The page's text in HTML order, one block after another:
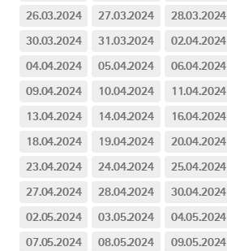
26.03.2024
27.03.2024 28.03.2024
30.03.2024
31.03.2024 02.04.2024
04.04.2024
05.04.2024 06.04.2024
09.04.2024
10.04.2024 11.04.2024
13.04.2024
14.04.2024 16.04.2024
18.04.2024
19.04.2024 20.04.2024
23.04.2024
24.04.2024 25.04.2024
27.04.2024
28.04.2024 30.04.2024
02.05.2024
03.05.2024 04.05.2024
07.05.2024
08.05.2024 09.05.2024